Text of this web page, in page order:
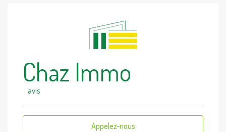
Chaz Immo
avis
Appelez-nous